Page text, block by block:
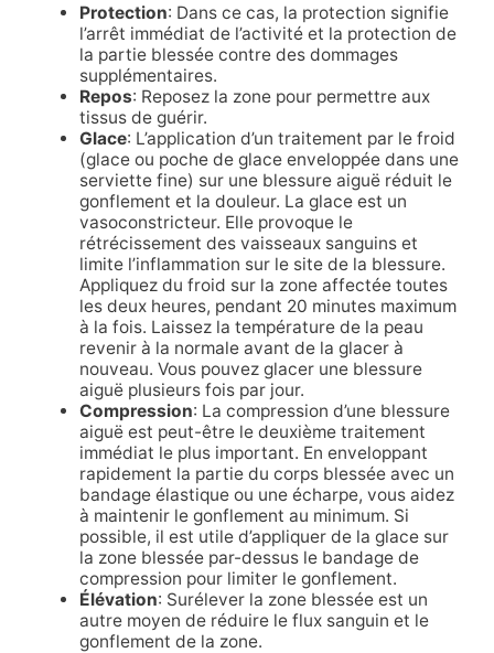
Protection: Dans ce cas, la protection signifie
l’arrêt immédiat de l’activité et la protection de
la partie blessée contre des dommages
supplémentaires.
Repos: Reposez la zone pour permettre aux
tissus de guérir.
Glace: L’application d’un traitement par le froid
(glace ou poche de glace enveloppée dans une
serviette fine) sur une blessure aiguë réduit le
gonflement et la douleur. La glace est un
vasoconstricteur. Elle provoque le
rétrécissement des vaisseaux sanguins et
limite l’inflammation sur le site de la blessure.
Appliquez du froid sur la zone affectée toutes
les deux heures, pendant 20 minutes maximum
à la fois. Laissez la température de la peau
revenir à la normale avant de la glacer à
nouveau. Vous pouvez glacer une blessure
aiguë plusieurs fois par jour.
Compression: La compression d’une blessure
aiguë est peut-être le deuxième traitement
immédiat le plus important. En enveloppant
rapidement la partie du corps blessée avec un
bandage élastique ou une écharpe, vous aidez
à maintenir le gonflement au minimum. Si
possible, il est utile d’appliquer de la glace sur
la zone blessée par-dessus le bandage de
compression pour limiter le gonflement.
Élévation: Surélever la zone blessée est un
autre moyen de réduire le flux sanguin et le
gonflement de la zone.